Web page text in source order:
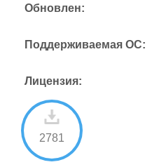
Обновлен:
Поддерживаемая ОС:
Лицензия:
2781